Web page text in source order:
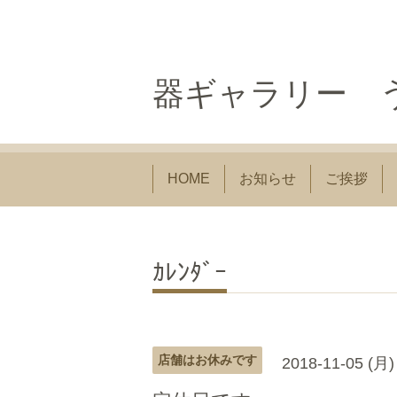
器ギャラリー
HOME お知らせ ご挨拶
ｶﾚﾝﾀﾞｰ
店舗はお休みです 2018-11-05 (月